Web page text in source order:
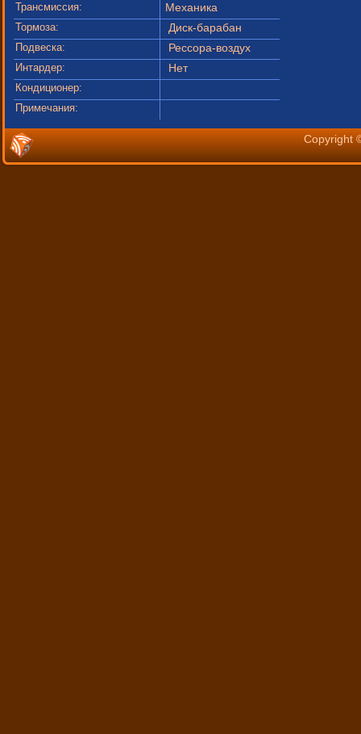
Трансмиссия:
Механика
Тормоза: Диск-барабан
Подвеска: Рессора-воздух
Интардер: Нет
Кондиционер:
Примечания:
Copyright